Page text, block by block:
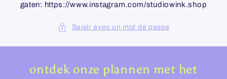
gaten: https://www.instagram.com/studiowink.shop
Saisir avec un mot de passe
ontdek onze plannen met het